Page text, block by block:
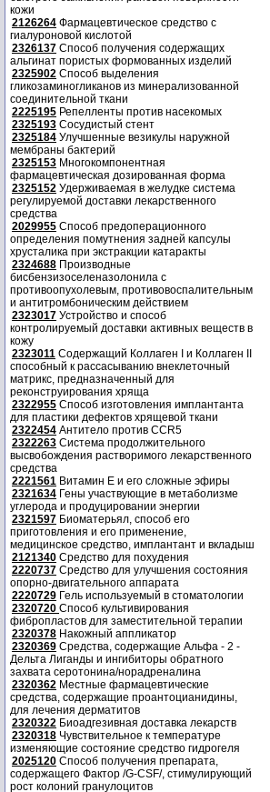
кожи
2126264 Фармацевтическое средство с
гиалуроновой кислотой
2326137 Способ получения содержащих
альгинат пористых формованных изделий
2325902 Способ выделения
гликозаминогликанов из минерализованной
соединительной ткани
2225195 Репелленты против насекомых
2325193 Сосудистый стент
2325184 Улучшенные везикулы наружной
мембраны бактерий
2325153 Многокомпонентная
фармацевтическая дозированная форма
2325152 Удерживаемая в желудке система
регулируемой доставки лекарственного
средства
2029955 Способ предоперационного
определения помутнения задней капсулы
хрусталика при экстракции катаракты
2324688 Производные
бисбензизоселеназолонила с
противоопухолевым, противовоспалительным
и антитромбоническим действием
2323017 Устройство и способ
контролируемый доставки активных веществ в
кожу
2323011 Содержащий Коллаген I и Коллаген II
способный к рассасыванию внеклеточный
матрикс, предназначенный для
реконструирования хряща
2322955 Способ изготовления имплантанта
для пластики дефектов хрящевой ткани
2322454 Антитело против CCR5
2322263 Система продолжительного
высвобождения растворимого лекарственного
средства
2221561 Витамин Е и его сложные эфиры
2321634 Гены участвующие в метаболизме
углерода и продуцировании энергии
2321597 Биоматерьял, способ его
приготовления и его применение,
медицинское средство, имплантант и вкладыш
2121340 Средство для похудения
2220737 Средство для улучшения состояния
опорно-двигательного аппарата
2220729 Гель используемый в стоматологии
2320720 Способ культивирования
фибропластов для заместительной терапии
2320378 Накожный аппликатор
2320369 Средства, содержащие Альфа - 2 -
Дельта Лиганды и ингибиторы обратного
захвата серотонина/норадреналина
2320362 Местные фармацевтические
средства, содержащие проантоцианидины,
для лечения дерматитов
2320322 Биоадгезивная доставка лекарств
2320318 Чувствительное к температуре
изменяющие состояние средство гидрогеля
2025120 Способ получения препарата,
содержащего Фактор /G-CSF/, стимулирующий
рост колоний гранулоцитов